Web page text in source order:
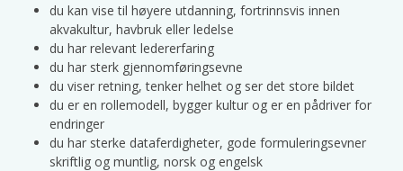
du kan vise til høyere utdanning, fortrinnsvis innen
akvakultur, havbruk eller ledelse
du har relevant ledererfaring
du har sterk gjennomføringsevne
du viser retning, tenker helhet og ser det store bildet
du er en rollemodell, bygger kultur og er en pådriver for
endringer
du har sterke dataferdigheter, gode formuleringsevner
skriftlig og muntlig, norsk og engelsk